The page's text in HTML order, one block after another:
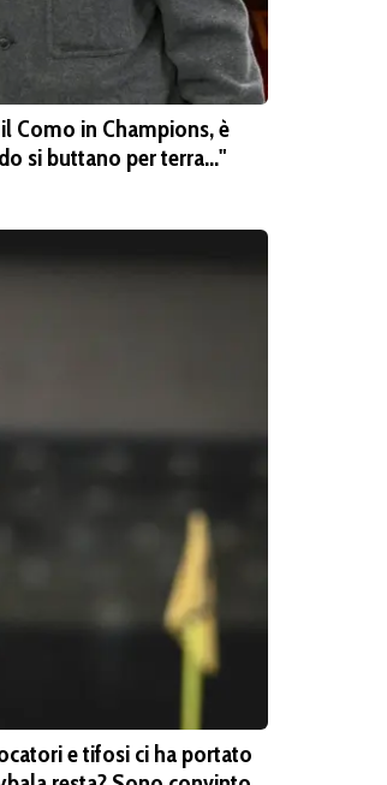
Como in Champions, è
si buttano per terra…"
e tifosi ci ha portato